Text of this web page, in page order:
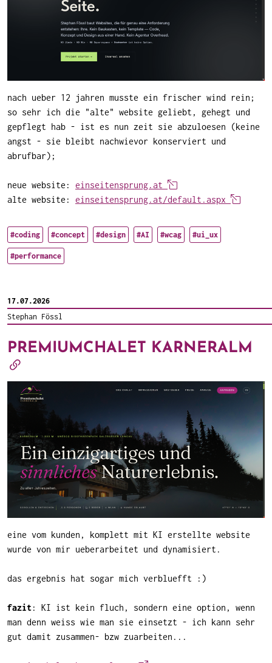
nach ueber 12 jahren musste ein frischer wind rein;
so sehr ich die "alte" website geliebt, gehegt und
gepflegt hab - ist es nun zeit sie abzuloesen (keine
angst - sie bleibt nachwievor konserviert und
abrufbar);
neue website: einseitensprung.at
alte website: einseitensprung.at/default.aspx
#coding #concept #design #AI #wcag #ui_ux
#performance
17.07.2026
Stephan Fössl
PREMIUMCHALET KARNERALM
eine vom kunden, komplett mit KI erstellte website
wurde von mir ueberarbeitet und dynamisiert.
das ergebnis hat sogar mich verbluefft :)
fazit: KI ist kein fluch, sondern eine option, wenn
man denn weiss wie man sie einsetzt - ich kann sehr
gut damit zusammen- bzw zuarbeiten...